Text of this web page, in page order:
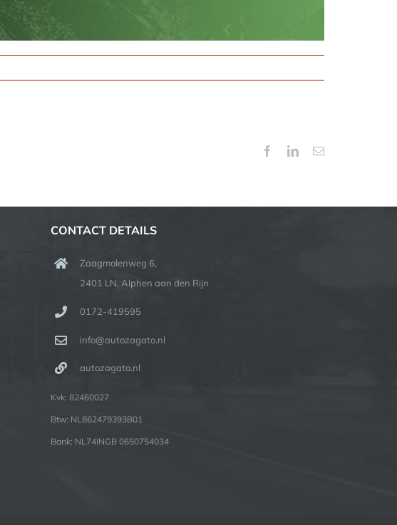
FacebookLinkedIn
E-
CONTACT DETAILS
Zaagmolenweg 6,
2401 LN, Alphen aan den Rijn
0172-419595
info@autozagato.nl
autozagato.nl
Kvk: 82460027
Btw: NL862479393B01
Bank: NL74INGB 0650754034